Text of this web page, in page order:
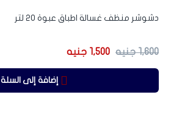
دشوشر منظف غسالة اطباق عبوة 20 لتر
1,600 جنيه 1,500 جنيه
إضافة إلى السلة